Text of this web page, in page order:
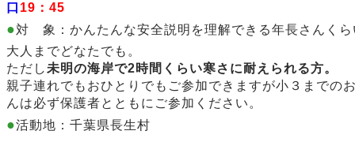
口 19：45
●対 象：かんたんな安全説明を理解できる年長さんくら
大人までどなたでも。
ただし未明の海岸で2時間くらい寒さに耐えられる方。
親子連れでもおひとりでもご参加できますが小３までの
んは必ず保護者とともにご参加ください。
●活動地：千葉県長生村